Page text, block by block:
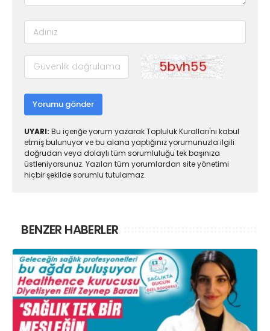
Yorumu gönder
UYARI: Bu içeriğe yorum yazarak Topluluk Kuralları'nı kabul
etmiş bulunuyor ve bu alana yaptığınız yorumunuzla ilgili
doğrudan veya dolaylı tüm sorumluluğu tek başınıza
üstleniyorsunuz. Yazılan tüm yorumlardan site yönetimi
hiçbir şekilde sorumlu tutulamaz.
BENZER HABERLER